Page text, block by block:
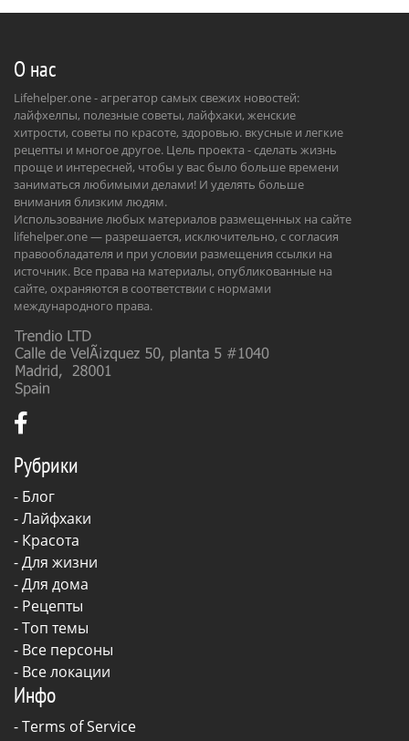
О нас
Lifehelper.one - агрегатор самых свежих новостей:
лайфхелпы, полезные советы, лайфхаки, женские
хитрости, советы по красоте, здоровью. вкусные и легкие
рецепты и многое другое. Цель проекта - сделать жизнь
проще и интересней, чтобы у вас было больше времени
заниматься любимыми делами! И уделять больше
внимания близким людям.
Использование любых материалов размещенных на сайте
lifehelper.one — разрешается, исключительно, с согласия
правообладателя и при условии размещения ссылки на
источник. Все права на материалы, опубликованные на
сайте, охраняются в соответствии с нормами
международного права.
Рубрики
- Блог
-Лайфхаки
- Красота
-Для жизни
-Для дома
- Рецепты
- Топ темы
- Все персоны
- Все локации
Инфо
-Terms of Service